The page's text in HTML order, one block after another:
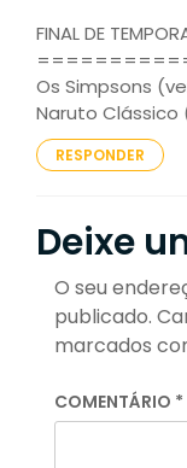
FINAL DE
Os Simpsons
Naruto Clássico
RESPONDER
Deixe
O seu
publicado.
marcados
COMENTÁRIO *